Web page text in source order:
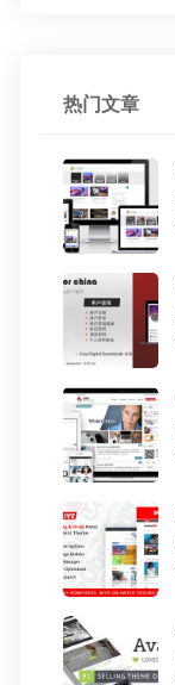
热门文章